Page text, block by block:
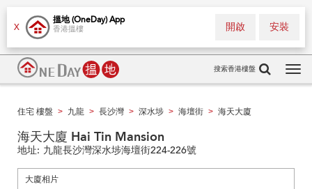
X
搵地 (OneDay) App
香港搵樓 安裝
開啟
搜索香港樓盤
住宅 樓盤 > 九龍 > 長沙灣 > 深水埗 > 海壇街 > 海天大廈
海天大廈 Hai Tin Mansion
地址: 九龍長沙灣深水埗海壇街224-226號
大廈相片